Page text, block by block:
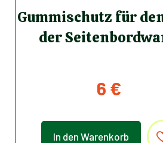
Gummischutz für
der
6 €
In den Warenkorb